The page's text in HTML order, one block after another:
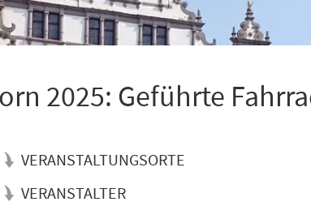
2025: Geführte
VERANSTALTUNGSORTE
VERANSTALTER